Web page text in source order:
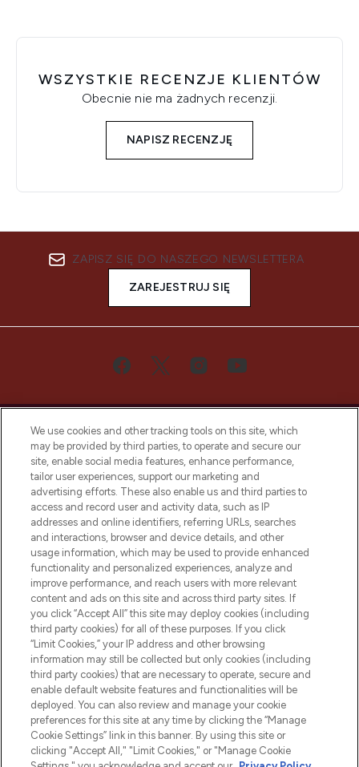
WSZYSTKIE RECENZJE KLIENTÓW
Obecnie nie ma żadnych recenzji.
NAPISZ RECENZJĘ
ZAPISZ SIĘ DO NASZEGO NEWSLETTERA
ZAREJESTRUJ SIĘ
Bądź pierwszą osobą, która dowie się o
najnowszych produktach, od niszowych i
uznanych marek, sezonowych trendach i
otrzyma ekskluzywne artykuły redakcyjne
z Sunday Supplement.
Zgoda na pliki cookie
Do Not Sell or Share My Personal
Information
POMOC & INFORMACJE
WAŻNE INFORMACJE
O LOOKFANTASTIC
We use cookies and other tracking tools on this site, which
may be provided by third parties, to operate and secure our
site, enable social media features, enhance performance,
tailor user experiences, support our marketing and
advertising efforts. These also enable us and third parties to
access and record user and activity data, such as IP
addresses and online identifiers, referring URLs, searches
and interactions, browser and device details, and other
usage information, which may be used to provide enhanced
functionality and personalized experiences, analyze and
improve performance, and reach users with more relevant
content and ads on this site and across third party sites. If
you click “Accept All” this site may deploy cookies (including
third party cookies) for all of these purposes. If you click
“Limit Cookies,” your IP address and other browsing
information may still be collected but only cookies (including
third party cookies) that are necessary to operate, secure and
enable default website features and functionalities will be
deployed. You can also review and manage your cookie
preferences for this site at any time by clicking the “Manage
Cookie Settings” link in this banner. By using this site or
clicking "Accept All," "Limit Cookies," or "Manage Cookie